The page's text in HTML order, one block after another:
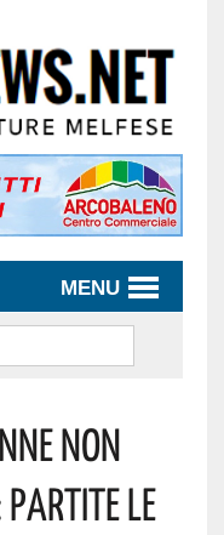
MENU
Non
Partite Le